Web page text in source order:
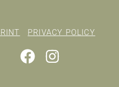
PRIVACY POLICY